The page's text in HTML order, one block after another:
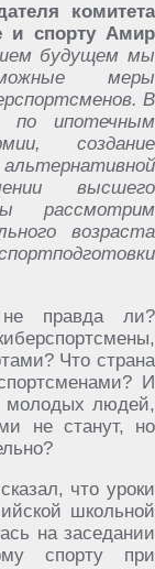
комитета
и спорту Амир
будущем мы
меры
В
ипотечным
создание
высшего
рассмотрим
возраста
правда ли?
Что страна
И
молодых людей,
не станут, но
что уроки
школьной
на заседании
спорту при